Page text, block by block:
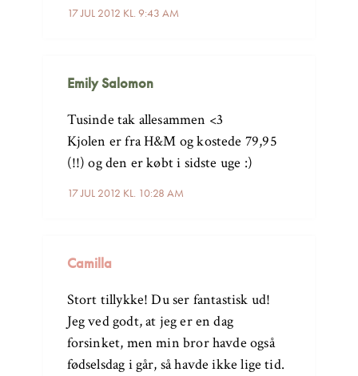
17 JUL 2012 KL. 9:43 AM
Emily Salomon
17 JUL 2012 KL. 10:28 AM
Tusinde tak allesammen <3
Kjolen er fra H&M og kostede 79,95
(!!) og den er købt i sidste uge :)
Camilla
Stort tillykke! Du ser fantastisk ud!
Jeg ved godt, at jeg er en dag
forsinket, men min bror havde også
fødselsdag i går, så havde ikke lige tid.